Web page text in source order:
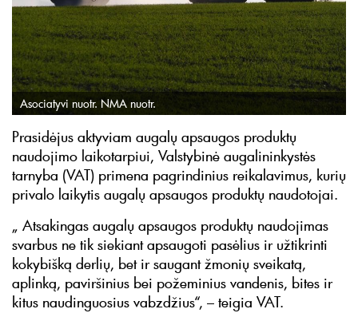
Asociatyvi nuotr. NMA nuotr.
Prasidėjus aktyviam augalų apsaugos produktų
naudojimo laikotarpiui, Valstybinė augalininkystės
tarnyba (VAT) primena pagrindinius reikalavimus, kurių
privalo laikytis augalų apsaugos produktų naudotojai.
„ Atsakingas augalų apsaugos produktų naudojimas
svarbus ne tik siekiant apsaugoti pasėlius ir užtikrinti
kokybišką derlių, bet ir saugant žmonių sveikatą,
aplinką, paviršinius bei požeminius vandenis, bites ir
kitus naudinguosius vabzdžius“, – teigia VAT.